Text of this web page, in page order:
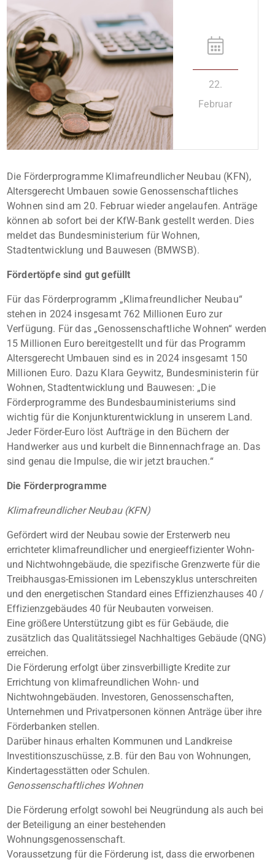
22.
Februar
Die Förderprogramme Klimafreundlicher Neubau (KFN),
Altersgerecht Umbauen sowie Genossenschaftliches
Wohnen sind am 20. Februar wieder angelaufen. Anträge
können ab sofort bei der KfW-Bank gestellt werden. Dies
meldet das Bundesministerium für Wohnen,
Stadtentwicklung und Bauwesen (BMWSB).
Fördertöpfe sind gut gefüllt
Für das Förderprogramm „Klimafreundlicher Neubau“
stehen in 2024 insgesamt 762 Millionen Euro zur
Verfügung. Für das „Genossenschaftliche Wohnen“ werden
15 Millionen Euro bereitgestellt und für das Programm
Altersgerecht Umbauen sind es in 2024 insgesamt 150
Millionen Euro. Dazu Klara Geywitz, Bundesministerin für
Wohnen, Stadtentwicklung und Bauwesen: „Die
Förderprogramme des Bundesbauministeriums sind
wichtig für die Konjunkturentwicklung in unserem Land.
Jeder Förder-Euro löst Aufträge in den Büchern der
Handwerker aus und kurbelt die Binnennachfrage an. Das
sind genau die Impulse, die wir jetzt brauchen.“
Die Förderprogramme
Klimafreundlicher Neubau (KFN)
Gefördert wird der Neubau sowie der Ersterwerb neu
errichteter klimafreundlicher und energieeffizienter Wohn-
und Nichtwohngebäude, die spezifische Grenzwerte für die
Treibhausgas-Emissionen im Lebenszyklus unterschreiten
und den energetischen Standard eines Effizienzhauses 40 /
Effizienzgebäudes 40 für Neubauten vorweisen.
Eine größere Unterstützung gibt es für Gebäude, die
zusätzlich das Qualitätssiegel Nachhaltiges Gebäude (QNG)
erreichen.
Die Förderung erfolgt über zinsverbilligte Kredite zur
Errichtung von klimafreundlichen Wohn- und
Nichtwohngebäuden. Investoren, Genossenschaften,
Unternehmen und Privatpersonen können Anträge über ihre
Förderbanken stellen.
Darüber hinaus erhalten Kommunen und Landkreise
Investitionszuschüsse, z.B. für den Bau von Wohnungen,
Kindertagesstätten oder Schulen.
Genossenschaftliches Wohnen
Die Förderung erfolgt sowohl bei Neugründung als auch bei
der Beteiligung an einer bestehenden
Wohnungsgenossenschaft.
Voraussetzung für die Förderung ist, dass die erworbenen